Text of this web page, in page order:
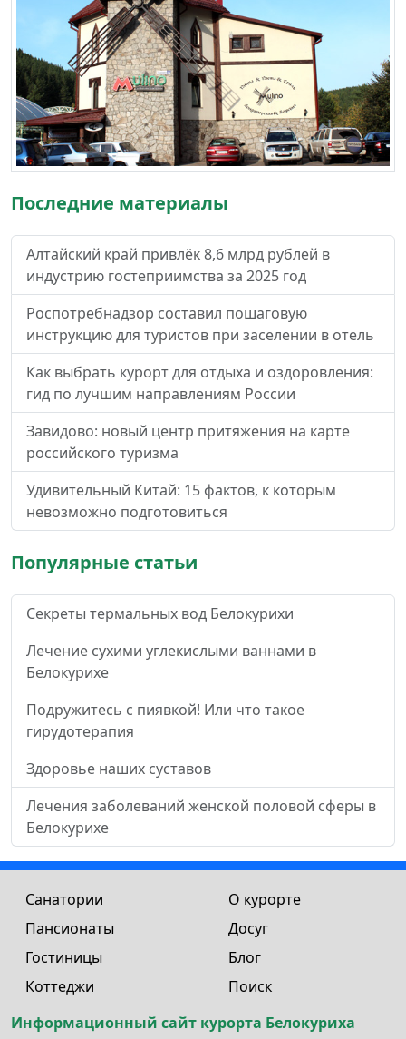
Последние материалы
Алтайский край привлёк 8,6 млрд рублей в
индустрию гостеприимства за 2025 год
Роспотребнадзор составил пошаговую
инструкцию для туристов при заселении в отель
Как выбрать курорт для отдыха и оздоровления:
гид по лучшим направлениям России
Завидово: новый центр притяжения на карте
российского туризма
Удивительный Китай: 15 фактов, к которым
невозможно подготовиться
Популярные статьи
Секреты термальных вод Белокурихи
Лечение сухими углекислыми ваннами в
Белокурихе
Подружитесь с пиявкой! Или что такое
гирудотерапия
Здоровье наших суставов
Лечения заболеваний женской половой сферы в
Белокурихе
Санатории
Пансионаты
Гостиницы
Коттеджи
О курорте
Досуг
Блог
Поиск
Информационный сайт курорта Белокуриха